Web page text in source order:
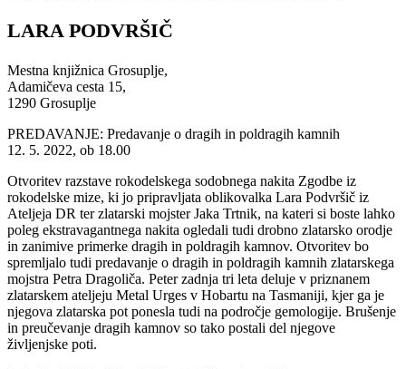
LARA PODVRŠIČ
Mestna knjižnica Grosuplje,
Adamičeva cesta 15,
1290 Grosuplje
PREDAVANJE: Predavanje o dragih in poldragih kamnih
12. 5. 2022, ob 18.00
Otvoritev razstave rokodelskega sodobnega nakita Zgodbe iz
rokodelske mize, ki jo pripravljata oblikovalka Lara Podvršič iz
Ateljeja DR ter zlatarski mojster Jaka Trtnik, na kateri si boste lahko
poleg ekstravagantnega nakita ogledali tudi drobno zlatarsko orodje
in zanimive primerke dragih in poldragih kamnov. Otvoritev bo
spremljalo tudi predavanje o dragih in poldragih kamnih zlatarskega
mojstra Petra Dragoliča. Peter zadnja tri leta deluje v priznanem
zlatarskem ateljeju Metal Urges v Hobartu na Tasmaniji, kjer ga je
njegova zlatarska pot ponesla tudi na področje gemologije. Brušenje
in preučevanje dragih kamnov so tako postali del njegove
življenjske poti.